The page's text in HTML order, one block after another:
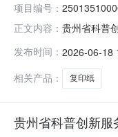
项目编号：
正文内容： 贵州省科普
所在行政区
发布时间： 2026-06-18
相关产品：
复印纸
贵州省科普创新